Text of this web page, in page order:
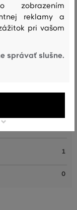
1
0
zobrazením
reklamy a
pri vašom
správať slušne.